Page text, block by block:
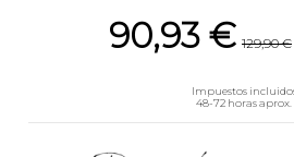
90,93 € 129,90 €
Impuestos
48-72 horas aprox.